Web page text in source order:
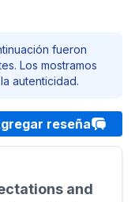
fueron
Los mostramos
autenticidad.
reseña
and